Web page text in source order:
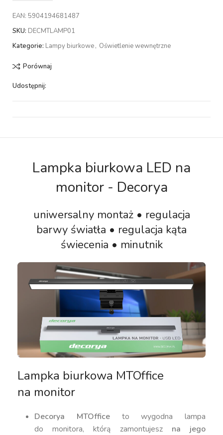
EAN: 5904194681487
SKU: DECMTLAMP01
Kategorie: Lampy biurkowe, Oświetlenie wewnętrzne
Porównaj
Udostępnij:
Lampka biurkowa LED na
monitor - Decorya
uniwersalny montaż • regulacja
barwy światła • regulacja kąta
świecenia • minutnik
Lampka biurkowa MTOffice
na monitor
Decorya MTOfficeto wygodna lampa
do monitora, którą zamontujesz na jego